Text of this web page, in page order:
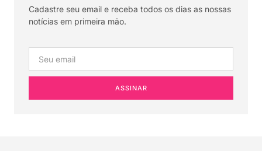
Cadastre seu email e receba todos os dias as nossas
notícias em primeira mão.
ASSINAR